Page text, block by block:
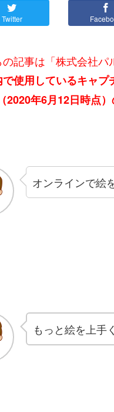
Twitter
記事は「株式会社
使用しているキャ
2020年6月12日時点）
オンラインで絵
もっと絵を上手